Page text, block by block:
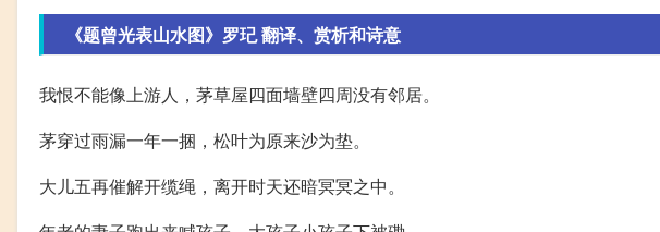
《题曾光表山水图》罗玘 翻译、赏析和诗意
我恨不能像上游人，茅草屋四面墙壁四周没有邻居。
茅穿过雨漏一年一捆，松叶为原来沙为垫。
大儿五再催解开缆绳，离开时天还暗冥冥之中。